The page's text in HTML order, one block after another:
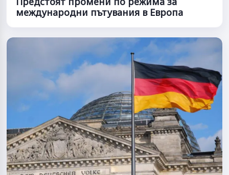
международни пътувания в Европа